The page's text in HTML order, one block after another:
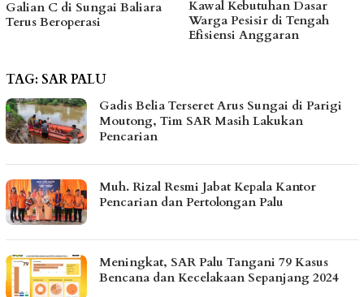
Kawal Kebutuhan Dasar
Warga Pesisir di Tengah
hingga Bantu Fasilitas
Tempat Ibadah Pakai Dana
Pribadi
TAG: SAR PALU
Gadis Belia Terseret Arus Sungai di Parigi
Moutong, Tim SAR Masih Lakukan
Pencarian
Muh. Rizal Resmi Jabat Kepala Kantor
Pencarian dan Pertolongan Palu
Meningkat, SAR Palu Tangani 79 Kasus
Bencana dan Kecelakaan Sepanjang 2024